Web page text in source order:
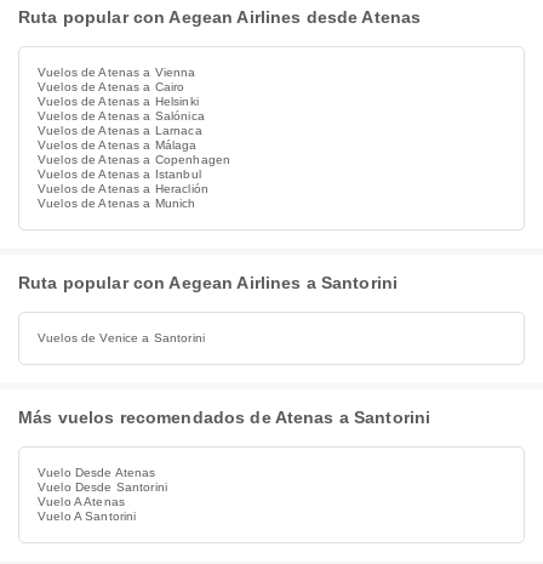
Ruta popular con Aegean Airlines desde Atenas
Vuelos de Atenas a Vienna
Vuelos de Atenas a Cairo
Vuelos de Atenas a Helsinki
Vuelos de Atenas a Salónica
Vuelos de Atenas a Larnaca
Vuelos de Atenas a Málaga
Vuelos de Atenas a Copenhagen
Vuelos de Atenas a Istanbul
Vuelos de Atenas a Heraclión
Vuelos de Atenas a Munich
Ruta popular con Aegean Airlines a Santorini
Vuelos de Venice a Santorini
Más vuelos recomendados de Atenas a Santorini
Vuelo Desde Atenas
Vuelo Desde Santorini
Vuelo A Atenas
Vuelo A Santorini